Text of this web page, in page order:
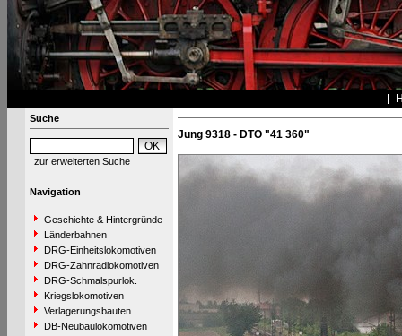
Suche
zur erweiterten Suche
Navigation
Geschichte & Hintergründe
Länderbahnen
DRG-Einheitslokomotiven
DRG-Zahnradlokomotiven
DRG-Schmalspurlok.
Kriegslokomotiven
Verlagerungsbauten
DB-Neubaulokomotiven
Jung 9318 - DTO "41 360"